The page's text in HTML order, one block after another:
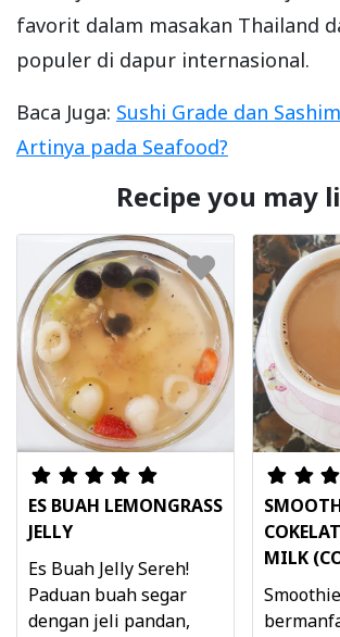
favorit dalam masakan Thailand
populer di dapur internasional.
Baca Juga: Sushi Grade dan
Artinya pada Seafood?
Recipe you may
ES BUAH LEMONGRASS
JELLY
Es Buah Jelly Sereh!
Paduan buah segar
dengan jeli pandan,
MILK